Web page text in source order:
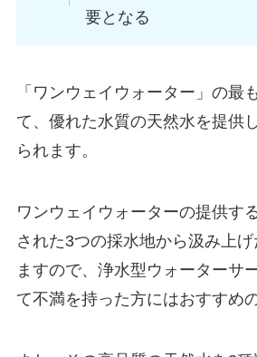
要となる
「ワンウェイウォーター」の最
て、 優れた水質の天然水を提供
られます。
ワンウェイウォーターの提供す
された3つの採水地から汲み上
ますので、浄水型ウォーターサ
て不満を持った方にはおすすめ